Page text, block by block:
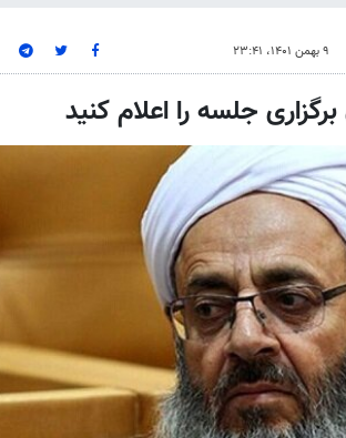
۹ بهمن ۱۴۰۱، ۲۳:۴۱
جلسه را اعلام کنید